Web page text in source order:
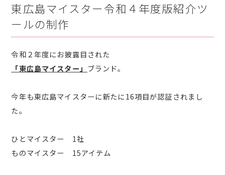
東広島マイスター令和４年度版紹介ツ
ールの制作
令和２年度にお披露目された
「東広島マイスター」 ブランド。
今年も東広島マイスターに新たに16項目が認証されまし
た。
ひとマイスター 1社
ものマイスター 15アイテム